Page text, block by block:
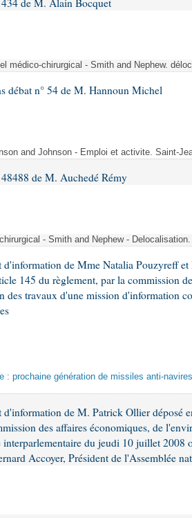
des lois
des lois
de M. Alain Bocquet
médico-chirurgical - Smith and Nephew.
débat n° 54 de M. Hannoun Michel
and Johnson - Emploi et activite. Saint-
de M. Auchedé Rémy
- Smith and Nephew -
d'information de Mme Natalia Pouzyreff
145 du règlement, par la commission
des travaux d'une mission d'information
: prochaine génération de missiles anti-
d'information de M. Patrick Ollier déposé
des affaires économiques, de
du jeudi 10 juillet 2008
Accoyer, Président de l'Assemblée